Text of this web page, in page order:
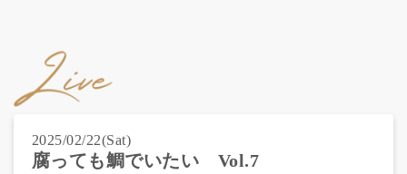
2025/02/22(Sat)
腐っても鯛でいたい Vol.7